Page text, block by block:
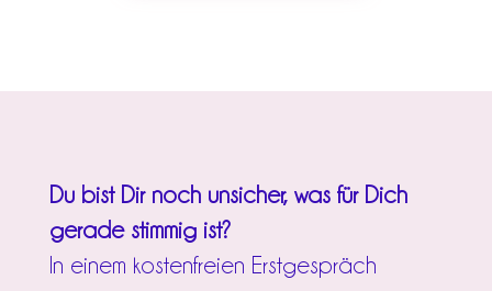
Du bist Dir noch unsicher, was für Dich
gerade stimmig ist?
In einem kostenfreien Erstgespräch